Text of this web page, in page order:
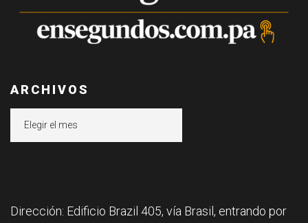
ARCHIVOS
Dirección: Edificio Brazil 405, vía Brasil, entrando por